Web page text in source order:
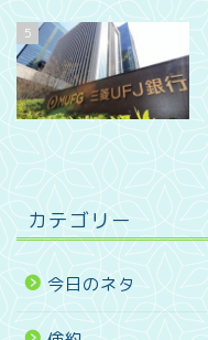
5
カテゴリー
今日のネタ